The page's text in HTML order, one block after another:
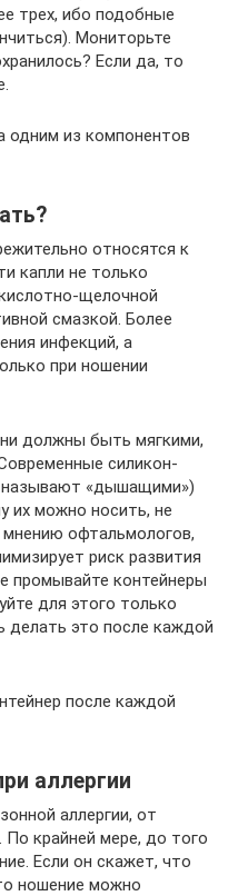
трех, ибо подобные
Мониторьте
Если да, то
одним из компонентов
относятся к
капли не только
щелочной
смазкой. Более
инфекций, а
при ношении
должны быть мягкими,
силикон-
называют «дышащими»)
их можно носить, не
офтальмологов,
риск развития
промывайте контейнеры
для этого только
делать это после каждой
после каждой
аллергии
аллергии, от
крайней мере, до того
Если он скажет, что
ношение можно